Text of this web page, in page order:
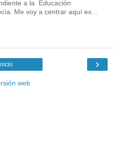
a la Educación
Me voy a centrar aquí ex...
›
web